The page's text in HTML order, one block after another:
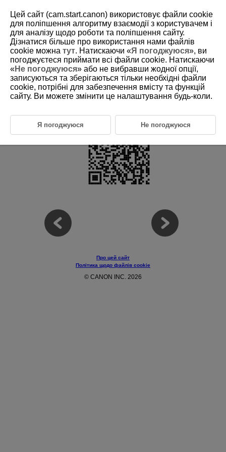
D375-005
Сумісні аксесуари
Докладну інформацію про сумісні аксесуари можна знайти на
зазначеному нижче сайті.
Про цей сайт
Політика щодо файлів cookie
© CANON INC. 2026
Цей сайт (cam.start.canon) використовує файли cookie
для поліпшення алгоритму взаємодії з користувачем і
для аналізу щодо роботи та поліпшення сайту.
Дізнатися більше про використання нами файлів
cookie можна тут. Натискаючи «Я погоджуюся», ви
погоджуєтеся приймати всі файли cookie. Натискаючи
«Не погоджуюся» або не вибравши жодної опції,
записуються та зберігаються тільки необхідні файли
cookie, потрібні для забезпечення вмісту та функцій
сайту. Ви можете змінити це налаштування будь-коли.
Я погоджуюся Не погоджуюся